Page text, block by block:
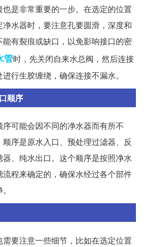
是非常重要的一步。在选定的位置
水器时，要注意孔要圆滑，深度和
有裂痕或缺口，以免影响接口的密
管时，先关闭自来水总阀，然后连接
行生胶缠绕，确保连接不漏水。
顺序
可能会因不同的净水器而有所不
序是原水入口、预处理过滤器、反
、纯水出口。这个顺序是按照净水
程来确定的，确保水经过各个部件
要注意一些细节，比如在选定位置